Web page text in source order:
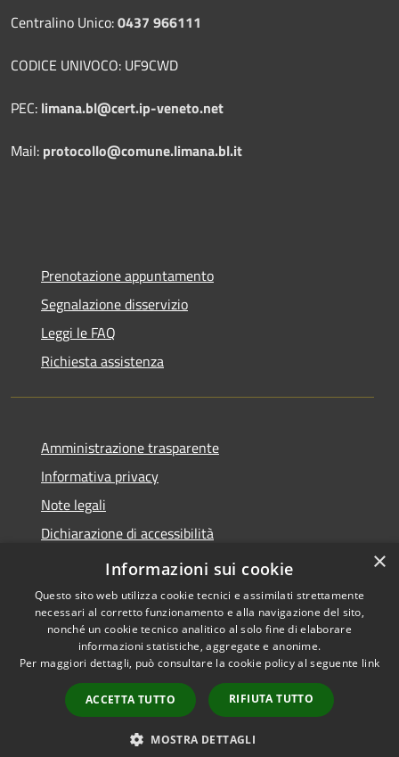
Centralino Unico:0437 966111
CODICE UNIVOCO: UF9CWD
PEC: limana.bl@cert.ip-veneto.net
Mail: protocollo@comune.limana.bl.it
Prenotazione appuntamento
Segnalazione disservizio
Leggi le FAQ
Richiesta assistenza
Amministrazione trasparente
Informativa privacy
Note legali
Dichiarazione di accessibilità
Moduli Privacy Amministrazione trasparente
Accessibilità
Copyright © 2026 • Comune di
Limana • Powered by
Municipium•
Accesso
redazione
×
Informazioni sui cookie
Questo sito web utilizza cookie tecnici e assimilati strettamente
necessari al corretto funzionamento e alla navigazione del sito,
nonché un cookie tecnico analitico al solo fine di elaborare
informazioni statistiche, aggregate e anonime.
Per maggiori dettagli, può consultare la cookie policy al seguente link
ACCETTA TUTTO RIFIUTA TUTTO
MOSTRA DETTAGLI